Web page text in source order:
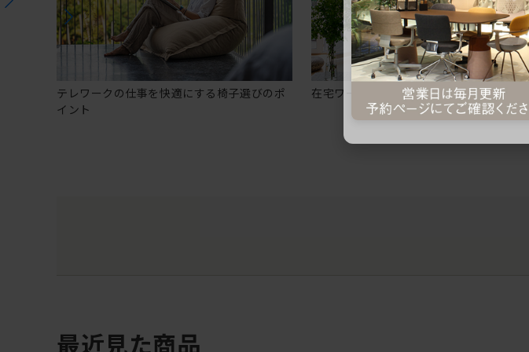
テレワークの仕事を快適にする椅子選びのポ
イント
在宅ワークにおすすめのオフィスチェア5選
最近見た商品